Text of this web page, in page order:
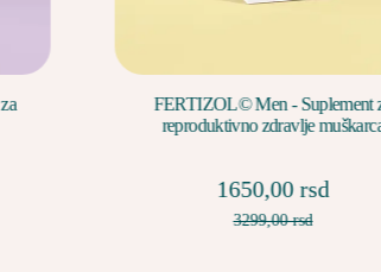
FERTIZOL© Men - Suplement za
reproduktivno zdravlje muškarca
1650,00 rsd
3299,00 rsd